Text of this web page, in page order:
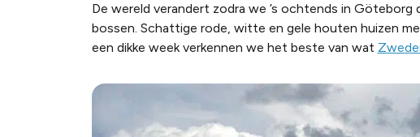
De wereld verandert zodra we ’s ochtends in
bossen. Schattige rode, witte en gele houten huizen
een dikke week verkennen we het beste van wat